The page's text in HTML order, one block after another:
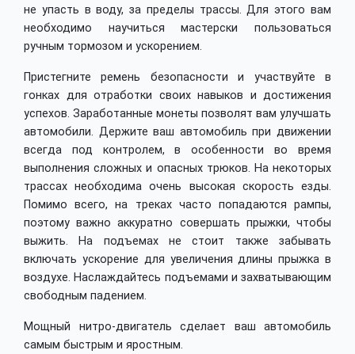
не упасть в воду, за пределы трассы. Для этого вам
необходимо научиться мастерски пользоваться
ручным тормозом и ускорением.
Пристегните ремень безопасности и участвуйте в
гонках для отработки своих навыков и достижения
успехов. Заработанные монеты позволят вам улучшать
автомобили. Держите ваш автомобиль при движении
всегда под контролем, в особенности во время
выполнения сложных и опасных трюков. На некоторых
трассах необходима очень высокая скорость езды.
Помимо всего, на треках часто попадаются рампы,
поэтому важно аккуратно совершать прыжки, чтобы
выжить. На подъемах не стоит также забывать
включать ускорение для увеличения длины прыжка в
воздухе. Наслаждайтесь подъемами и захватывающим
свободным падением.
Мощный нитро-двигатель сделает ваш автомобиль
самым быстрым и яростным.